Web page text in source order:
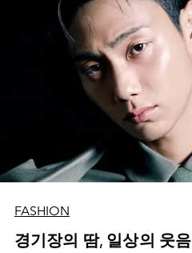
FASHION
경기장의 땀, 일상의 웃음